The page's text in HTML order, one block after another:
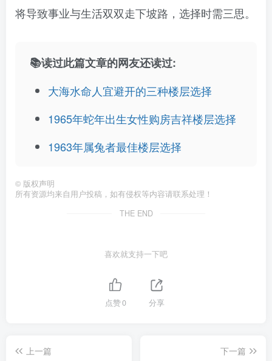
将导致事业与生活双双走下坡路，选择时需三思。
📚读过此篇文章的网友还读过:
大海水命人宜避开的三种楼层选择
1965年蛇年出生女性购房吉祥楼层选择
1963年属兔者最佳楼层选择
© 版权声明
所有资源均来自用户投稿，如有侵权等内容请联系处理！
THE END
喜欢就支持一下吧
点赞0 分享
上一篇
下一篇